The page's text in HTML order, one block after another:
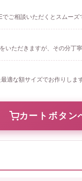
ご相談いただくとスムーズ
ただきますが、その分丁寧
適な額サイズでお作りします
カートボタン